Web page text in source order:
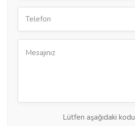
Lütfen aşağıdaki